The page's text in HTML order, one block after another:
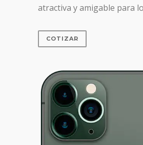
atractiva y amigable para
COTIZAR